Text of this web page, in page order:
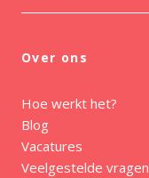
Over ons
Hoe werkt het?
Blog
Vacatures
Veelgestelde vragen